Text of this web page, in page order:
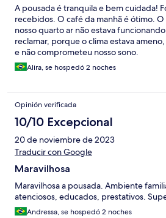
A pousada é tranquila e bem cuidada!
recebidos. O café da manhã é ótimo.
nosso quarto ar não estava
reclamar, porque o clima estava
e não comprometeu nosso sono.
Alira, se hospedó 2 noches
Opinión verificada
10/10 Excepcional
20 de noviembre de 2023
Traducir con Google
Maravilhosa
Maravilhosa a pousada. Ambiente
atenciosos, educados, prestativos.
Andressa, se hospedó 2 noches